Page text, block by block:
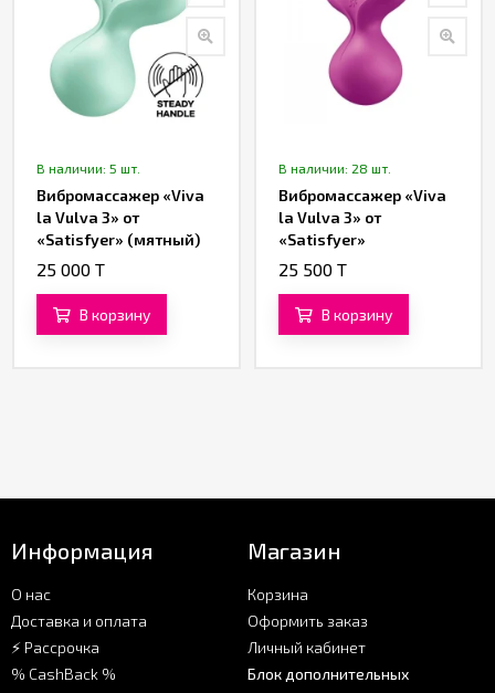
В наличии: 5 шт.
Вибромассажер «Viva
la Vulva 3» от
«Satisfyer» (мятный)
25 000 T
В корзину
В наличии: 28 шт.
Вибромассажер «Viva
la Vulva 3» от
«Satisfyer»
(фиолетовый)
25 500 T
В корзину
Информация
О нас
Доставка и оплата
⚡ Рассрочка
% CashBack %
Магазин
Корзина
Оформить заказ
Личный кабинет
Блок дополнительных